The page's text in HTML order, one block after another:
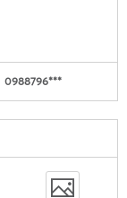
0988796***